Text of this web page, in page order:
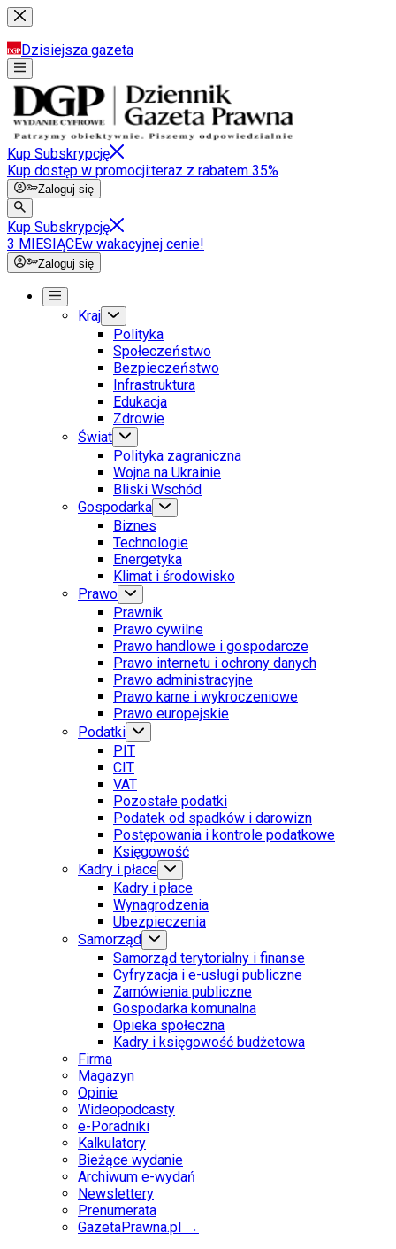
Dzisiejsza gazeta
Kup Subskrypcję
Kup dostęp w promocji:teraz z rabatem 35%
Zaloguj się
Kup Subskrypcję
3 MIESIĄCEw wakacyjnej cenie!
Zaloguj się
Kraj
Polityka
Społeczeństwo
Bezpieczeństwo
Infrastruktura
Edukacja
Zdrowie
Świat
Polityka zagraniczna
Wojna na Ukrainie
Bliski Wschód
Gospodarka
Biznes
Technologie
Energetyka
Klimat i środowisko
Prawo
Prawnik
Prawo cywilne
Prawo handlowe i gospodarcze
Prawo internetu i ochrony danych
Prawo administracyjne
Prawo karne i wykroczeniowe
Prawo europejskie
Podatki
PIT
CIT
VAT
Pozostałe podatki
Podatek od spadków i darowizn
Postępowania i kontrole podatkowe
Księgowość
Kadry i płace
Kadry i płace
Wynagrodzenia
Ubezpieczenia
Samorząd
Samorząd terytorialny i finanse
Cyfryzacja i e-usługi publiczne
Zamówienia publiczne
Gospodarka komunalna
Opieka społeczna
Kadry i księgowość budżetowa
Firma
Magazyn
Opinie
Wideopodcasty
e-Poradniki
Kalkulatory
Bieżące wydanie
Archiwum e-wydań
Newslettery
Prenumerata
GazetaPrawna.pl →